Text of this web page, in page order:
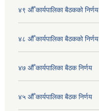
४९ औँ कार्यपालिका बैठकको निर्णय
४८ औँ कार्यपालिका बैठकको निर्णय
४७ औँ कार्यपालिका बैठक निर्णय
४५ औँ कार्यपालिका बैठक निर्णय